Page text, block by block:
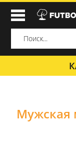
Мужская